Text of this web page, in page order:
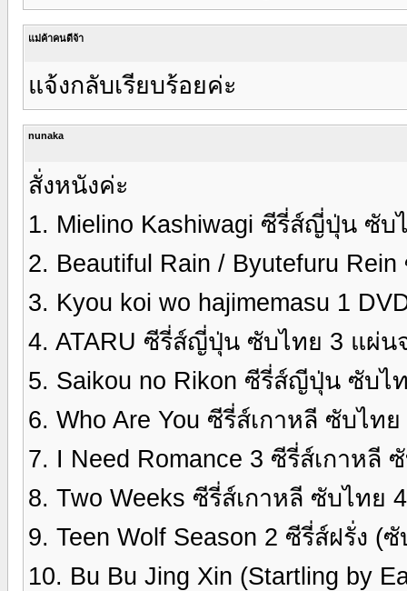
แม่ค้าคนดีจ้า
แจ้งกลับเรียบร้อยค่ะ
nunaka
สั่งหนังค่ะ
1. Mielino Kashiwagi ซีรี่ส์ญี่ปุ่น ซั
2. Beautiful Rain / Byutefuru
3. Kyou koi wo hajimemasu 1
4. ATARU ซีรี่ส์ญี่ปุ่น ซับไทย 3 แผ่น
5. Saikou no Rikon ซีรี่ส์ญีปุ่น ซับไ
6. Who Are You ซีรี่ส์เกาหลี ซับไท
7. I Need Romance 3 ซีรี่ส์เกาหลี
8. Two Weeks ซีรี่ส์เกาหลี ซับไทย
9. Teen Wolf Season 2 ซีรี่ส์ฝรั่ง (
10. Bu Bu Jing Xin (Startling by